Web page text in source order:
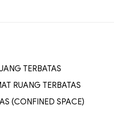
TERBATAS
RUANG TERBATAS
(CONFINED SPACE)